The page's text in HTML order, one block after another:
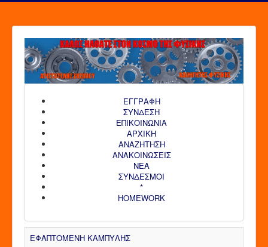
ΕΓΓΡΑΦΗ
ΣΥΝΔΕΣΗ
ΕΠΙΚΟΙΝΩΝΙΑ
ΑΡΧΙΚΗ
AΝΑΖΗΤΗΣΗ
ΑΝΑΚΟΙΝΩΣΕΙΣ
ΝΕΑ
ΣΥΝΔΕΣΜΟΙ
*
HOMEWORK
ΕΦΑΠΤΟΜΕΝΗ ΚΑΜΠΥΛΗΣ